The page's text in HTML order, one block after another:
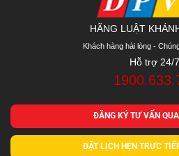
HÃNG LUẬT
Khách hàng hài lòng -
Hỗ trợ 24/
ĐĂNG KÝ TƯ VẤN
ĐẶT LỊCH HẸN TRỰC